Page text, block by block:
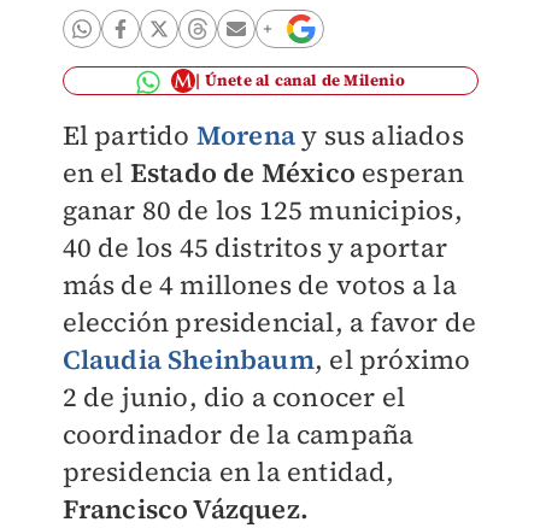
Únete al canal de Milenio
El partido Morenay sus aliados
en el Estado de México esperan
ganar 80 de los 125 municipios,
40 de los 45 distritos y aportar
más de 4 millones de votos a la
elección presidencial, a favor de
Claudia Sheinbaum, el próximo
2 de junio, dio a conocer el
coordinador de la campaña
presidencia en la entidad,
Francisco Vázquez.